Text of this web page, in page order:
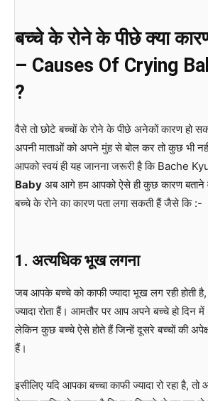
बच्चे के रोने के पीछे क्या
– Causes Of Crying
?
वैसे तो छोटे बच्चों के रोने के पीछे अनेकों कारण हो
अपनी माताओं को अपने मुंह से बोल कर तो कुछ भी नहीं
आपको स्वयं ही यह जानना जरूरी है कि Bache
Baby अब आगे हम आपको ऐसे ही कुछ कारण
बच्चे के रोने का कारण पता लगा सकती हैं जैसे कि :-
1. अत्यधिक भूख लगना
जब आपके बच्चे को काफी ज्यादा भूख लग रही होती
ज्यादा रोता हैं। आमतौर पर आप अपने बच्चे हो दिन में
लेकिन कुछ बच्चे ऐसे होते हैं जिन्हें दूसरे बच्चों की
हैं।
इसीलिए यदि आपका बच्चा काफी ज्यादा रो रहा है,